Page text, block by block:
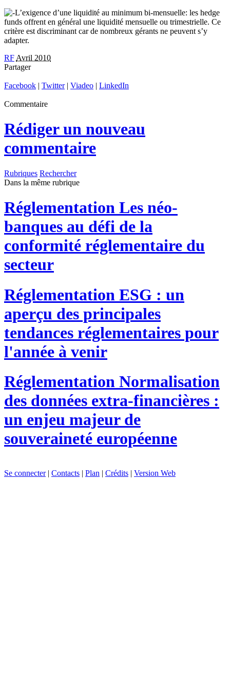
L’exigence d’une liquidité au minimum bi-mensuelle: les hedge
funds offrent en général une liquidité mensuelle ou trimestrielle. Ce
critère est discriminant car de nombreux gérants ne peuvent s’y
adapter.
RF Avril 2010
Partager
Facebook | Twitter| Viadeo | LinkedIn
Commentaire
Rédiger un nouveau
commentaire
Rubriques Rechercher
Dans la même rubrique
Réglementation Les néo-
banques au défi de la
conformité réglementaire du
secteur
Réglementation ESG : un
aperçu des principales
tendances réglementaires pour
l'année à venir
Réglementation Normalisation
des données extra-financières :
un enjeu majeur de
souveraineté européenne
Se connecter| Contacts | Plan | Crédits | Version Web